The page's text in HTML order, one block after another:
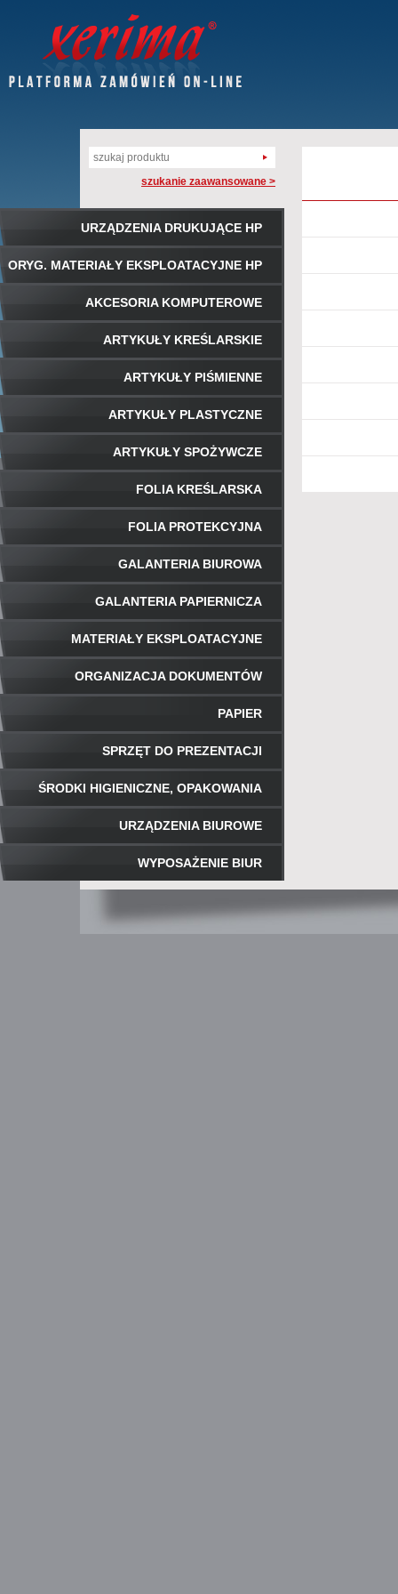
szukanie zaawansowane >
URZĄDZENIA DRUKUJĄCE HP
ORYG. MATERIAŁY EKSPLOATACYJNE HP
AKCESORIA KOMPUTEROWE
ARTYKUŁY KREŚLARSKIE
ARTYKUŁY PIŚMIENNE
ARTYKUŁY PLASTYCZNE
ARTYKUŁY SPOŻYWCZE
FOLIA KREŚLARSKA
FOLIA PROTEKCYJNA
GALANTERIA BIUROWA
GALANTERIA PAPIERNICZA
MATERIAŁY EKSPLOATACYJNE
ORGANIZACJA DOKUMENTÓW
PAPIER
SPRZĘT DO PREZENTACJI
ŚRODKI HIGIENICZNE, OPAKOWANIA
URZĄDZENIA BIUROWE
WYPOSAŻENIE BIUR